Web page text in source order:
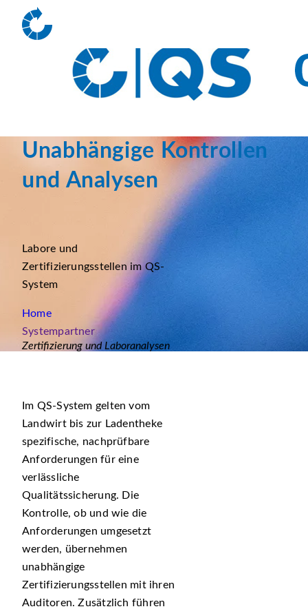
Unabhängige Kontrollen
und Analysen
Labore und
Zertifizierungsstellen im QS-
System
Home
Systempartner
Zertifizierung und Laboranalysen
Im QS-System gelten vom
Landwirt bis zur Ladentheke
spezifische, nachprüfbare
Anforderungen für eine
verlässliche
Qualitätssicherung. Die
Kontrolle, ob und wie die
Anforderungen umgesetzt
werden, übernehmen
unabhängige
Zertifizierungsstellen mit ihren
Auditoren. Zusätzlich führen